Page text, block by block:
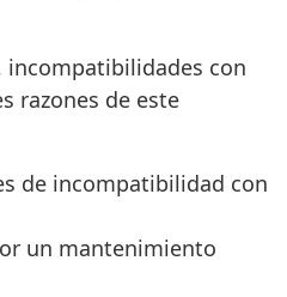
incompatibilidades con
razones de este
de incompatibilidad con
un mantenimiento